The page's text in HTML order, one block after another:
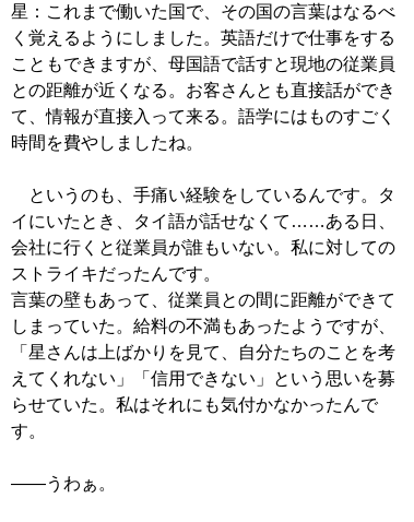
星：これまで働いた国で、その国の言葉はなるべ
く覚えるようにしました。英語だけで仕事をする
こともできますが、母国語で話すと現地の従業員
との距離が近くなる。お客さんとも直接話ができ
て、情報が直接入って来る。語学にはものすごく
時間を費やしましたね。
というのも、手痛い経験をしているんです。タ
イにいたとき、タイ語が話せなくて……ある日、
会社に行くと従業員が誰もいない。私に対しての
ストライキだったんです。
言葉の壁もあって、従業員との間に距離ができて
しまっていた。給料の不満もあったようですが、
「星さんは上ばかりを見て、自分たちのことを考
えてくれない」「信用できない」という思いを募
らせていた。私はそれにも気付かなかったんで
す。
――うわぁ。